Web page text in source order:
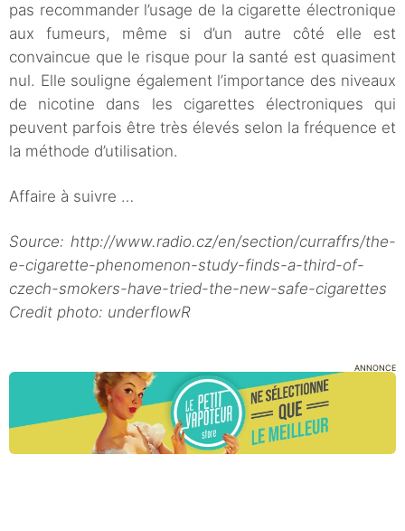
pas recommander l’usage de la cigarette électronique
aux fumeurs, même si d’un autre côté elle est
convaincue que le risque pour la santé est quasiment
nul. Elle souligne également l’importance des niveaux
de nicotine dans les cigarettes électroniques qui
peuvent parfois être très élevés selon la fréquence et
la méthode d’utilisation.
Affaire à suivre …
Source: http://www.radio.cz/en/section/curraffrs/the-
e-cigarette-phenomenon-study-finds-a-third-of-
czech-smokers-have-tried-the-new-safe-cigarettes
Credit photo: underflowR
ANNONCE